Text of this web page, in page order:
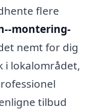
flere
montering-
nemt for dig
i lokalområdet,
tilbud